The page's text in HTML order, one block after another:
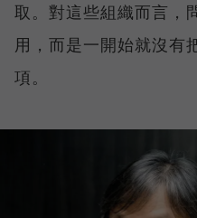
取。對這些組織而言，
用，而是一開始就沒有
項。